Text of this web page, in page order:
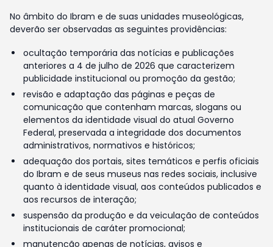
No âmbito do Ibram e de suas unidades museológicas,
deverão ser observadas as seguintes providências:
ocultação temporária das notícias e publicações
anteriores a 4 de julho de 2026 que caracterizem
publicidade institucional ou promoção da gestão;
revisão e adaptação das páginas e peças de
comunicação que contenham marcas, slogans ou
elementos da identidade visual do atual Governo
Federal, preservada a integridade dos documentos
administrativos, normativos e históricos;
adequação dos portais, sites temáticos e perfis oficiais
do Ibram e de seus museus nas redes sociais, inclusive
quanto à identidade visual, aos conteúdos publicados e
aos recursos de interação;
suspensão da produção e da veiculação de conteúdos
institucionais de caráter promocional;
manutenção apenas de notícias, avisos e